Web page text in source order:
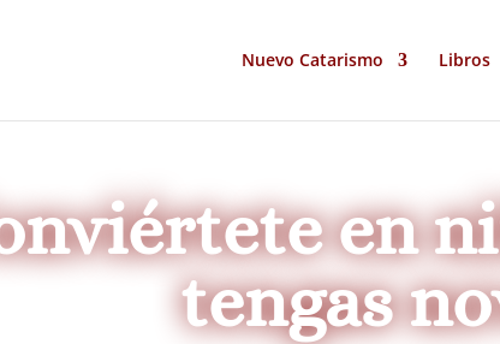
Nuevo Catarismo Libros
en
tengas